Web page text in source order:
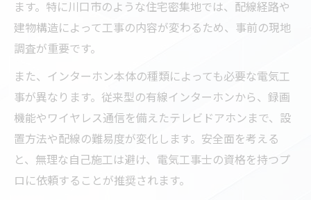
ます。特に川口市のような住宅密集地では、配線経路や
建物構造によって工事の内容が変わるため、事前の現地
調査が重要です。
また、インターホン本体の種類によっても必要な電気工
事が異なります。従来型の有線インターホンから、録画
機能やワイヤレス通信を備えたテレビドアホンまで、設
置方法や配線の難易度が変化します。安全面を考える
と、無理な自己施工は避け、電気工事士の資格を持つプ
ロに依頼することが推奨されます。